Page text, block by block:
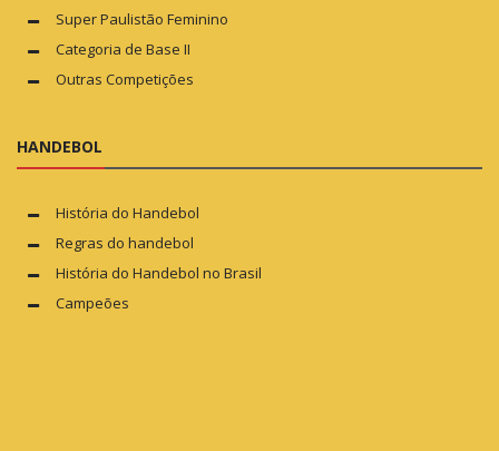
Super Paulistão Feminino
Categoria de Base II
Outras Competições
HANDEBOL
História do Handebol
Regras do handebol
História do Handebol no Brasil
Campeões